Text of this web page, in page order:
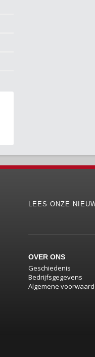
LEES ONZE
OVER ONS
Geschiedenis
Bedrijfsgegevens
Algemene